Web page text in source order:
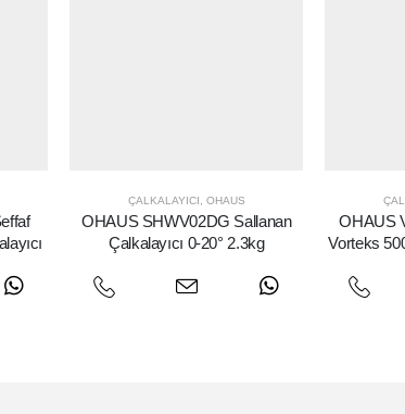
ÇALKALAYICI, OHAUS
OHAUS SHWV02DG Sallanan
Çalkalayıcı 0-20° 2.3kg
OHAUS
Vorteks